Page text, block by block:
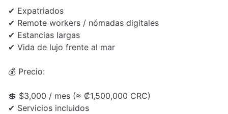
✔ Expatriados
✔ Remote workers / nómadas digitales
✔ Estancias largas
✔ Vida de lujo frente al mar
💰 Precio:
💲 $3,000 / mes (≈ ₡1,500,000 CRC)
✔ Servicios incluidos